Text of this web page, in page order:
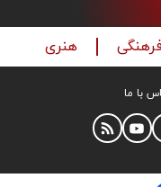
فرهنگی هنری
با ما